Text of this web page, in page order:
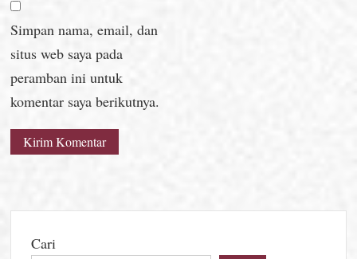
Simpan nama, email, dan
situs web saya pada
peramban ini untuk
komentar saya berikutnya.
Cari